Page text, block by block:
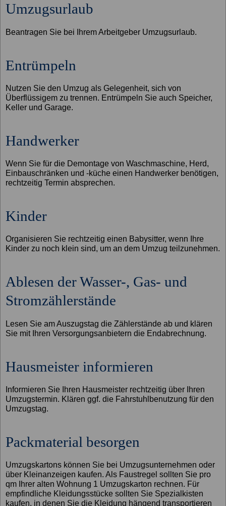
Umzugsurlaub
Beantragen Sie bei Ihrem Arbeitgeber Umzugsurlaub.
Entrümpeln
Nutzen Sie den Umzug als Gelegenheit, sich von
Überflüssigem zu trennen. Entrümpeln Sie auch Speicher,
Keller und Garage.
Handwerker
Wenn Sie für die Demontage von Waschmaschine, Herd,
Einbauschränken und -küche einen Handwerker benötigen,
rechtzeitig Termin absprechen.
Kinder
Organisieren Sie rechtzeitig einen Babysitter, wenn Ihre
Kinder zu noch klein sind, um an dem Umzug teilzunehmen.
Ablesen der Wasser-, Gas- und
Stromzählerstände
Lesen Sie am Auszugstag die Zählerstände ab und klären
Sie mit Ihren Versorgungsanbietern die Endabrechnung.
Hausmeister informieren
Informieren Sie Ihren Hausmeister rechtzeitig über Ihren
Umzugstermin. Klären ggf. die Fahrstuhlbenutzung für den
Umzugstag.
Packmaterial besorgen
Umzugskartons können Sie bei Umzugsunternehmen oder
über Kleinanzeigen kaufen. Als Faustregel sollten Sie pro
qm Ihrer alten Wohnung 1 Umzugskarton rechnen. Für
empfindliche Kleidungsstücke sollten Sie Spezialkisten
kaufen, in denen Sie die Kleidung hängend transportieren